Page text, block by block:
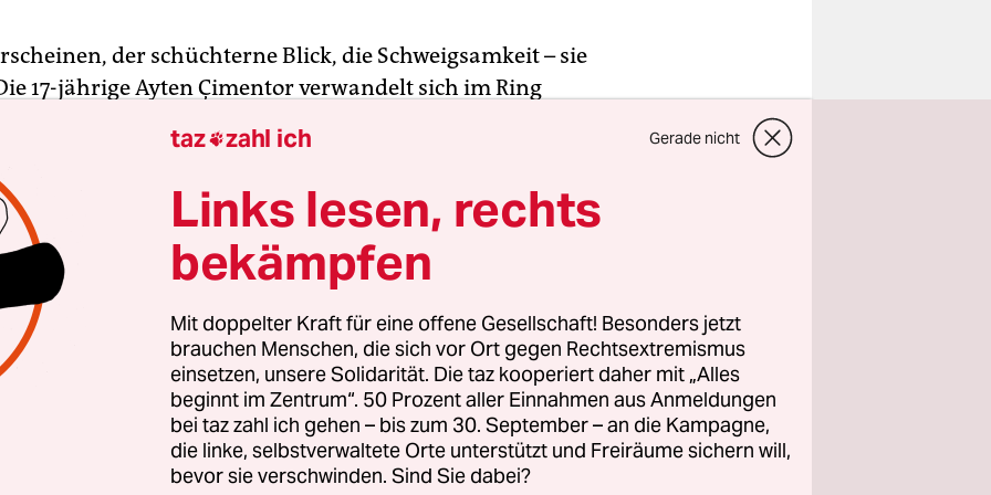
der schüchterne Blick, die Schweigsamkeit – sie
17-jährige Ayten Çimentor verwandelt sich im Ring
mit dem Boxen angefangen hat, wurde sie bereits drei
Meisterin, 2015 belegte sie den dritten Platz bei den Box-
der Frauen, und 2016 wurde sie Europameisterin.
Çimentor nicht. Sie hat sich fest vorgenommen, bei
drei Olympiaden teilzunehmen und bei jeder von ihnen
nach Hause zu nehmen.
taz zahl ich Gerade nicht
Links lesen, rechts
bekämpfen
Mit doppelter Kraft für eine offene Gesellschaft! Besonders jetzt
brauchen Menschen, die sich vor Ort gegen Rechtsextremismus
einsetzen, unsere Solidarität. Die taz kooperiert daher mit „Alles
beginnt im Zentrum“. 50 Prozent aller Einnahmen aus Anmeldungen
bei taz zahl ich gehen – bis zum 30. September – an die Kampagne,
die linke, selbstverwaltete Orte unterstützt und Freiräume sichern will,
bevor sie verschwinden. Sind Sie dabei?